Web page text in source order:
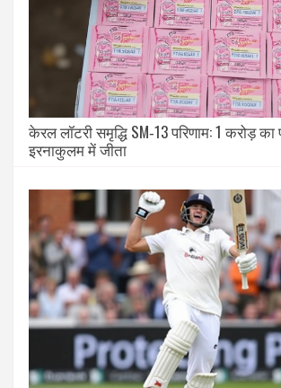
केरल लॉटरी समृद्धि SM‑13 परिणाम: 1 करोड़ का
इरनाकुलम में जीता